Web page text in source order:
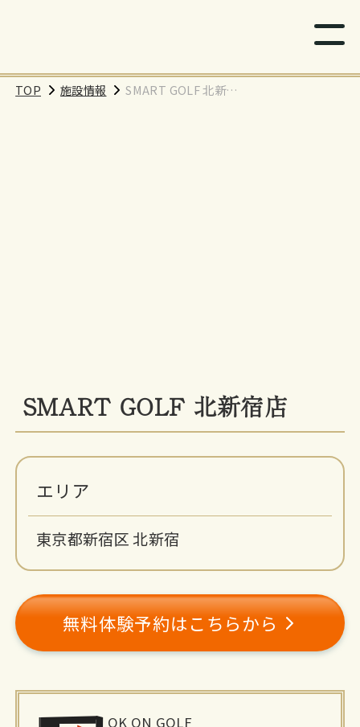
TOP 施設情報
SMART GOLF 北新宿
SMART GOLF 北新宿店
エリア
東京都新宿区 北新宿
無料体験予約はこちらから
OK ON GOLF